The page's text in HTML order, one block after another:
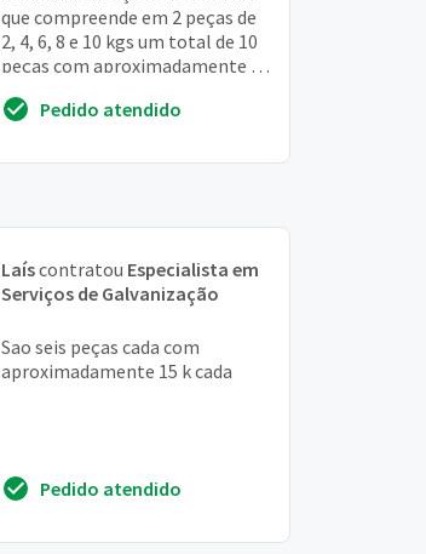
que compreende em 2 peças de
2, 4, 6, 8 e 10 kgs um total de 10
peças com aproximadamente 60
certo ...Pedido atendido
Laíscontratou Especialista em
Serviços de Galvanização
Sao seis peças cada com
aproximadamente 15 k cada
Pedido atendido